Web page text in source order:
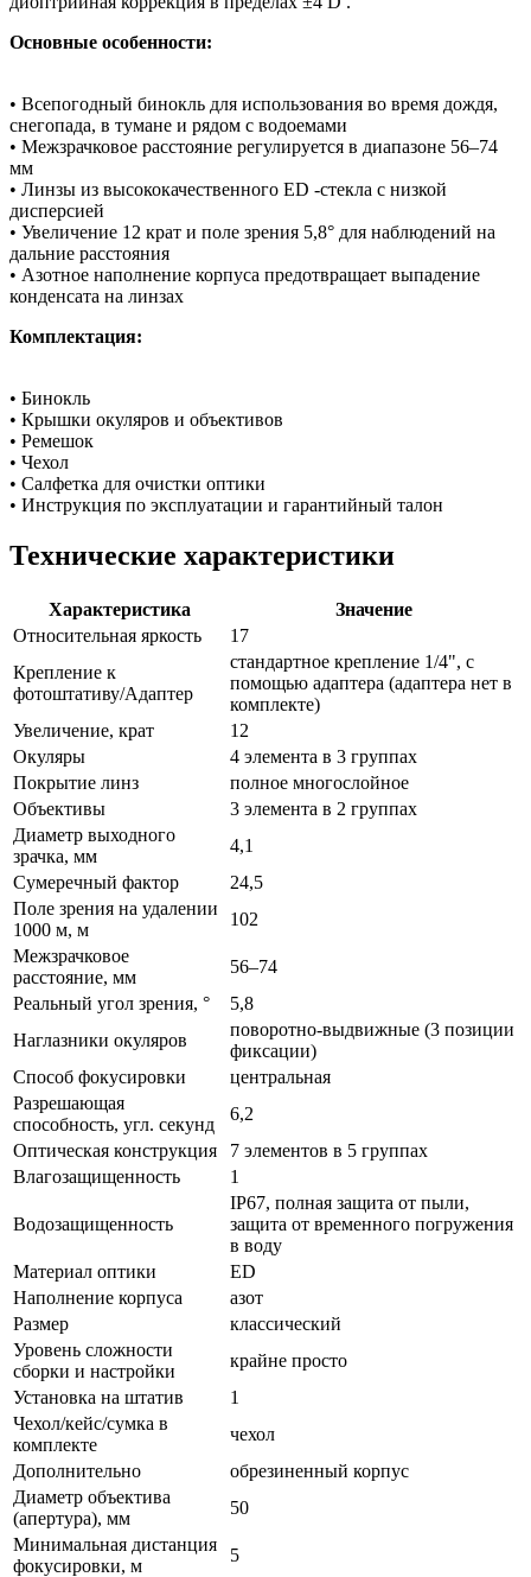
Основные особенности:
• Всепогодный бинокль для использования во время дождя,
снегопада, в тумане и рядом с водоемами
• Межзрачковое расстояние регулируется в диапазоне 56–74
мм
• Линзы из высококачественного ED -стекла с низкой
дисперсией
• Увеличение 12 крат и поле зрения 5,8° для наблюдений на
дальние расстояния
• Азотное наполнение корпуса предотвращает выпадение
конденсата на линзах
Комплектация:
• Бинокль
• Крышки окуляров и объективов
• Ремешок
• Чехол
• Салфетка для очистки оптики
• Инструкция по эксплуатации и гарантийный талон
Технические характеристики
Характеристика
Значение
Относительная яркость
17
Крепление к
фотоштативу/Адаптер
стандартное крепление 1/4", с
помощью адаптера (адаптера нет в
комплекте)
Увеличение, крат
12
Окуляры
4 элемента в 3 группах
Покрытие линз
полное многослойное
Объективы
3 элемента в 2 группах
Диаметр выходного
зрачка, мм
4,1
Сумеречный фактор
24,5
Поле зрения на удалении
1000 м, м
102
Межзрачковое
расстояние, мм
56–74
Реальный угол зрения, °
5,8
Наглазники окуляров
поворотно-выдвижные (3 позиции
фиксации)
Способ фокусировки
центральная
Разрешающая
способность, угл. секунд
6,2
Оптическая конструкция
7 элементов в 5 группах
Влагозащищенность
1
Водозащищенность
IP67, полная защита от пыли,
защита от временного погружения
в воду
Материал оптики
ED
Наполнение корпуса
азот
Размер
классический
Уровень сложности
сборки и настройки
крайне просто
Установка на штатив
1
Чехол/кейс/сумка в
комплекте
чехол
Дополнительно
обрезиненный корпус
Диаметр объектива
(апертура), мм
50
Минимальная дистанция
фокусировки, м
5